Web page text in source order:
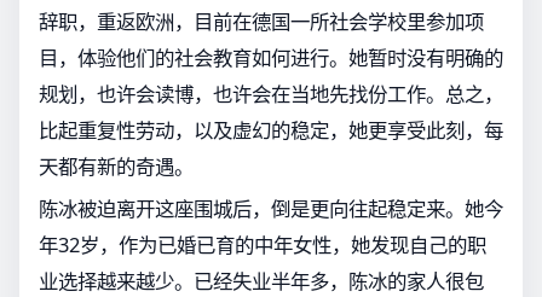
辞职，重返欧洲，目前在德国一所社会学校里参加项
目，体验他们的社会教育如何进行。她暂时没有明确的
规划，也许会读博，也许会在当地先找份工作。总之，
比起重复性劳动，以及虚幻的稳定，她更享受此刻，每
天都有新的奇遇。
陈冰被迫离开这座围城后，倒是更向往起稳定来。她今
年32岁，作为已婚已育的中年女性，她发现自己的职
业选择越来越少。已经失业半年多，陈冰的家人很包